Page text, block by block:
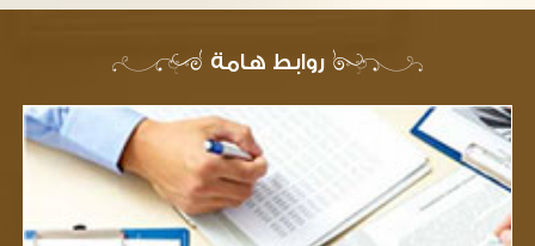
روابط هامة